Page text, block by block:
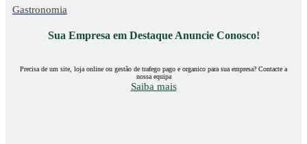
Gastronomia
Sua Empresa em Destaque Anuncie Conosco!
Precisa de um site, loja online ou gestão de trafego pago e organico para sua empresa? Contacte a
nossa equipa
Saiba mais